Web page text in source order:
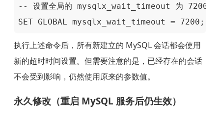
-- 设置全局的 mysqlx_wait_timeout 为 7200
SET GLOBAL mysqlx_wait_timeout = 7200;
执行上述命令后，所有新建立的 MySQL 会话都会使用
新的超时时间设置。但需要注意的是，已经存在的会话
不会受到影响，仍然使用原来的参数值。
永久修改（重启 MySQL 服务后仍生效）